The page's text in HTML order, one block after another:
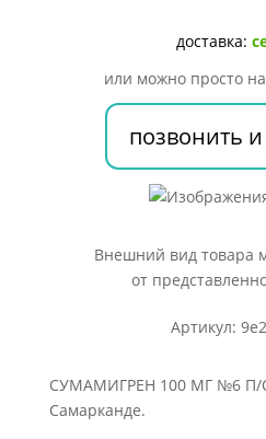
П/
доставка:
или можно просто
позвонить и
Внешний вид товара
от
Артикул:
СУМАМИГРЕН 100 МГ №6 П/
Самарканде.